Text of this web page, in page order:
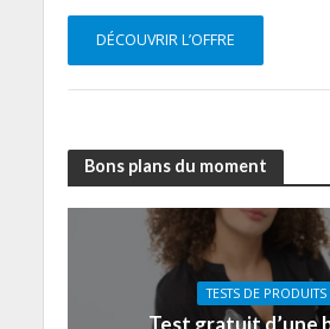
DÉCOUVRIR L’OFFRE
Bons plans du moment
TESTS DE PRODUITS
Test gratuit d’une